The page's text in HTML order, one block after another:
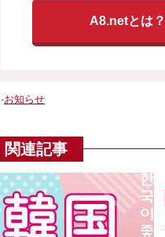
A8.netとは？
-お知らせ
関連記事